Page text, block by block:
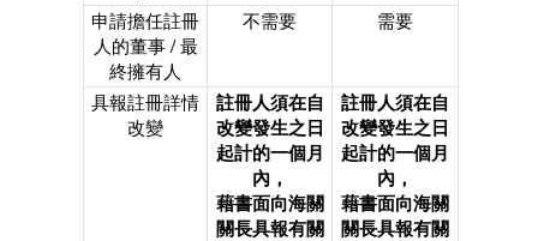
申請擔任註冊
人的董事 / 最
終擁有人
不需要 需要
具報註冊詳情
改變
註冊人須在自
改變發生之日
起計的一個月
內，
藉書面向海關
關長具報有關
註冊人須在自
改變發生之日
起計的一個月
內，
藉書面向海關
關長具報有關